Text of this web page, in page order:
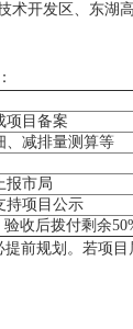
开发区、东湖
项目备案
、减排量测算等
报市局
持项目公示
收后拨付剩余
前规划。若项